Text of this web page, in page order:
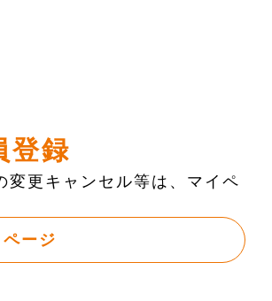
登録
変更キャンセル等は、マイペ
ページ